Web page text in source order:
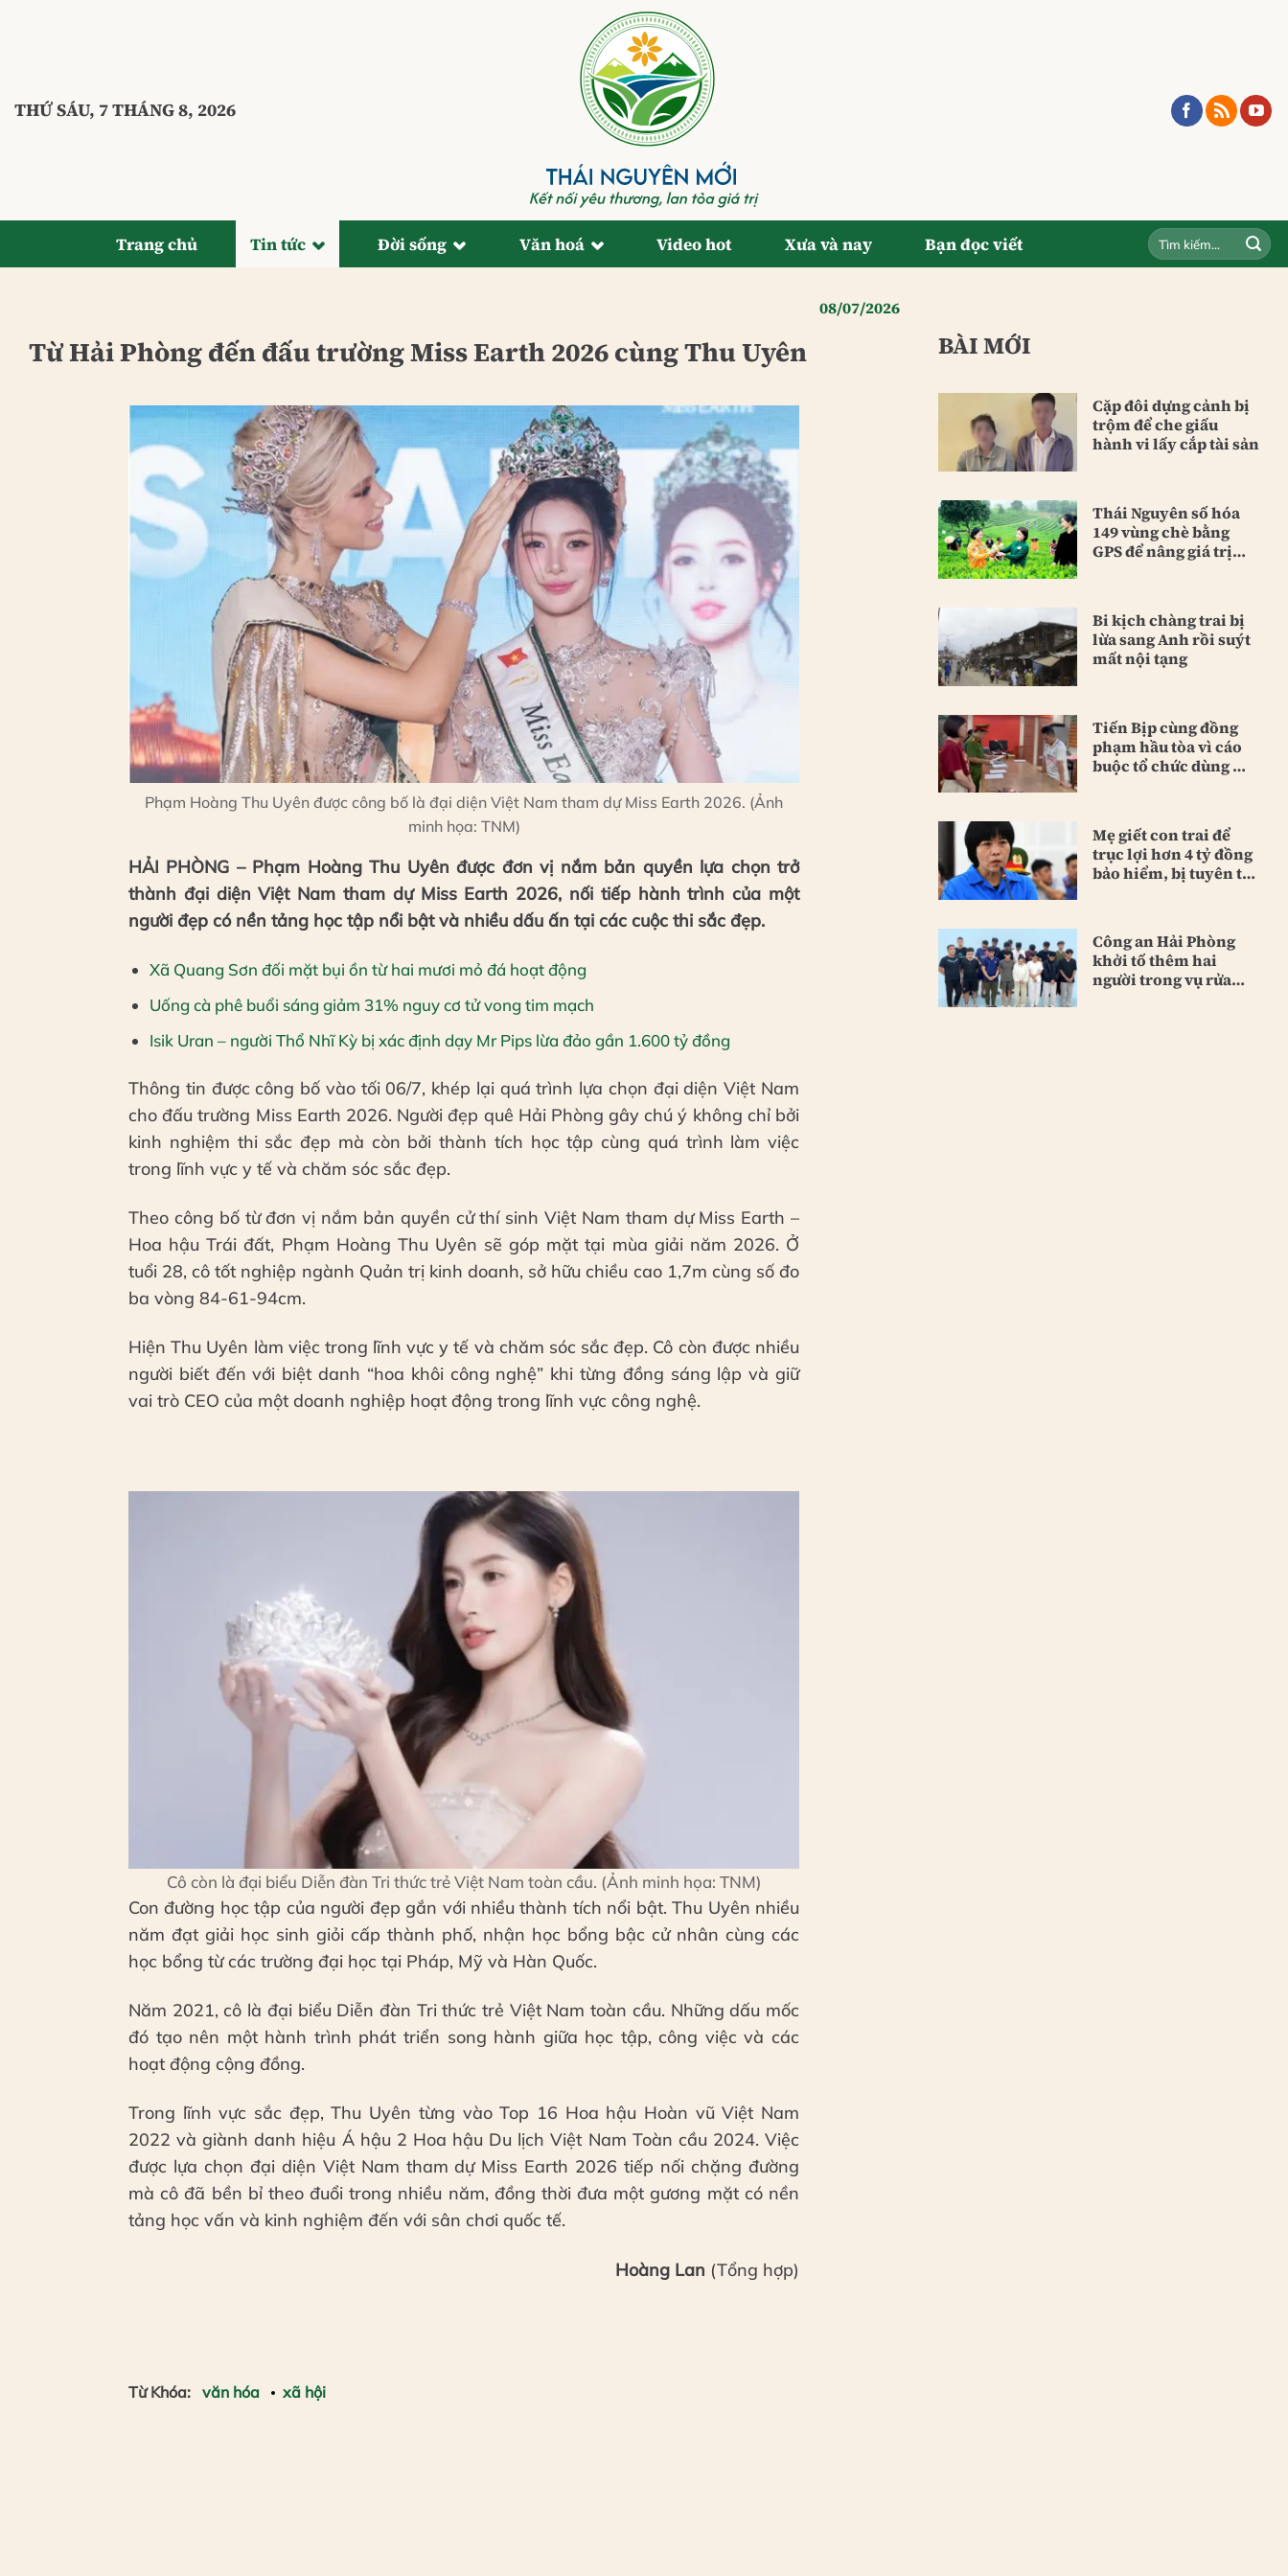
THỨ SÁU, 7 THÁNG 8, 2026
Trang chủ Tin tức Đời sống Văn hoá Video hot Xưa và nay Bạn đọc viết
08/07/2026
Từ Hải Phòng đến đấu trường Miss Earth 2026 cùng Thu Uyên
Phạm Hoàng Thu Uyên được công bố là đại diện Việt Nam tham dự Miss Earth 2026. (Ảnh
minh họa: TNM)
HẢI PHÒNG – Phạm Hoàng Thu Uyên được đơn vị nắm bản quyền lựa chọn trở
thành đại diện Việt Nam tham dự Miss Earth 2026, nối tiếp hành trình của một
người đẹp có nền tảng học tập nổi bật và nhiều dấu ấn tại các cuộc thi sắc đẹp.
Xã Quang Sơn đối mặt bụi ồn từ hai mươi mỏ đá hoạt động
Uống cà phê buổi sáng giảm 31% nguy cơ tử vong tim mạch
Isik Uran – người Thổ Nhĩ Kỳ bị xác định dạy Mr Pips lừa đảo gần 1.600 tỷ đồng
Thông tin được công bố vào tối 06/7, khép lại quá trình lựa chọn đại diện Việt Nam
cho đấu trường Miss Earth 2026. Người đẹp quê Hải Phòng gây chú ý không chỉ bởi
kinh nghiệm thi sắc đẹp mà còn bởi thành tích học tập cùng quá trình làm việc
trong lĩnh vực y tế và chăm sóc sắc đẹp.
Theo công bố từ đơn vị nắm bản quyền cử thí sinh Việt Nam tham dự Miss Earth –
Hoa hậu Trái đất, Phạm Hoàng Thu Uyên sẽ góp mặt tại mùa giải năm 2026. Ở
tuổi 28, cô tốt nghiệp ngành Quản trị kinh doanh, sở hữu chiều cao 1,7m cùng số đo
ba vòng 84-61-94cm.
Hiện Thu Uyên làm việc trong lĩnh vực y tế và chăm sóc sắc đẹp. Cô còn được nhiều
người biết đến với biệt danh “hoa khôi công nghệ” khi từng đồng sáng lập và giữ
vai trò CEO của một doanh nghiệp hoạt động trong lĩnh vực công nghệ.
Cô còn là đại biểu Diễn đàn Tri thức trẻ Việt Nam toàn cầu. (Ảnh minh họa: TNM)
Con đường học tập của người đẹp gắn với nhiều thành tích nổi bật. Thu Uyên nhiều
năm đạt giải học sinh giỏi cấp thành phố, nhận học bổng bậc cử nhân cùng các
học bổng từ các trường đại học tại Pháp, Mỹ và Hàn Quốc.
Năm 2021, cô là đại biểu Diễn đàn Tri thức trẻ Việt Nam toàn cầu. Những dấu mốc
đó tạo nên một hành trình phát triển song hành giữa học tập, công việc và các
hoạt động cộng đồng.
Trong lĩnh vực sắc đẹp, Thu Uyên từng vào Top 16 Hoa hậu Hoàn vũ Việt Nam
2022 và giành danh hiệu Á hậu 2 Hoa hậu Du lịch Việt Nam Toàn cầu 2024. Việc
được lựa chọn đại diện Việt Nam tham dự Miss Earth 2026 tiếp nối chặng đường
mà cô đã bền bỉ theo đuổi trong nhiều năm, đồng thời đưa một gương mặt có nền
tảng học vấn và kinh nghiệm đến với sân chơi quốc tế.
Hoàng Lan (Tổng hợp)
Từ Khóa: văn hóa xã hội
BÀI MỚI
Cặp đôi dựng cảnh bị
trộm để che giấu
hành vi lấy cắp tài sản
Thái Nguyên số hóa
149 vùng chè bằng
GPS để nâng giá trị
Bi kịch chàng trai bị
lừa sang Anh rồi suýt
mất nội tạng
Tiến Bịp cùng đồng
phạm hầu tòa vì cáo
buộc tổ chức dùng ma
Mẹ giết con trai để
trục lợi hơn 4 tỷ đồng
bảo hiểm, bị tuyên tù
Công an Hải Phòng
khởi tố thêm hai
người trong vụ rửa